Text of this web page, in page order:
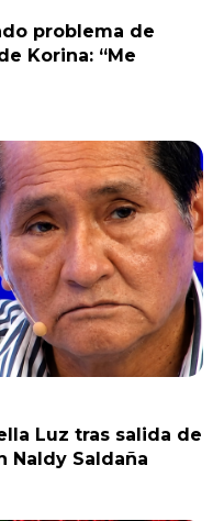
problema de
Korina: “Me
Luz tras salida de
Naldy Saldaña